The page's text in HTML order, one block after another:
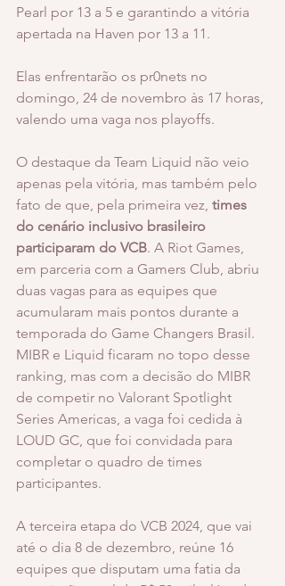
Pearl por 13 a 5 e garantindo a vitória
apertada na Haven por 13 a 11.
Elas enfrentarão os pr0nets no
domingo, 24 de novembro às 17 horas,
valendo uma vaga nos playoffs.
O destaque da Team Liquid não veio
apenas pela vitória, mas também pelo
fato de que, pela primeira vez, times
do cenário inclusivo brasileiro
participaram do VCB. A Riot Games,
em parceria com a Gamers Club, abriu
duas vagas para as equipes que
acumularam mais pontos durante a
temporada do Game Changers Brasil.
MIBR e Liquid ficaram no topo desse
ranking, mas com a decisão do MIBR
de competir no Valorant Spotlight
Series Americas, a vaga foi cedida à
LOUD GC, que foi convidada para
completar o quadro de times
participantes.
A terceira etapa do VCB 2024, que vai
até o dia 8 de dezembro, reúne 16
equipes que disputam uma fatia da